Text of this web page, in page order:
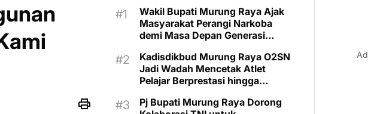
Wakil Bupati Murung Raya Ajak
Masyarakat Perangi Narkoba
demi Masa Depan Generasi
Kadisdikbud Murung Raya O2SN
Jadi Wadah Mencetak Atlet
Pelajar Berprestasi hingga
Pj Bupati Murung Raya Dorong
Ad